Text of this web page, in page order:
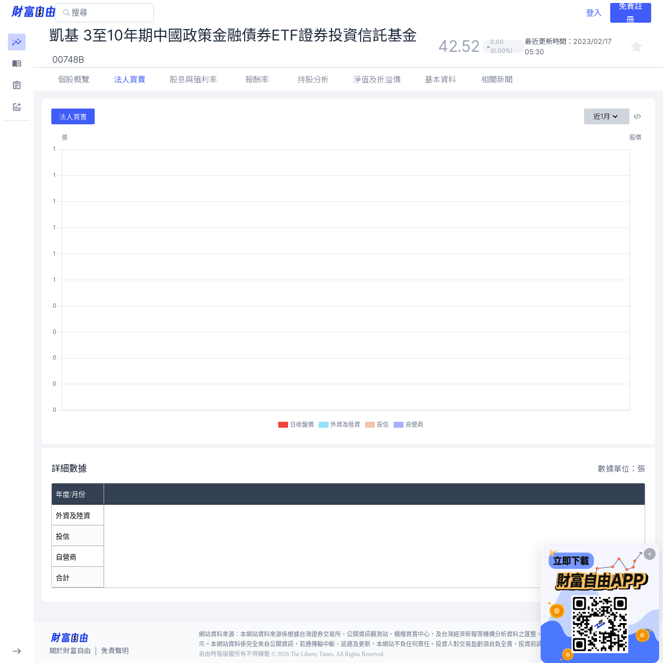
登入
免費註
冊
凱基 3至10年期中國政策金融債券ETF證券投資信託基金
00748B
42.52
0.00
(0.00%)
最近更新時間： 2023/02/17
05:30
個股概覽 法人買賣 股息與殖利率 報酬率 持股分析 淨值及折溢價 基本資料 相關新聞
法人買賣 近1月
日收盤價 外資及陸資 投信 自營商
詳細數據 數據單位：張
年度/月份
外資及陸資
投信
自營商
合計
關於財富自由 免責聲明
網站資料來源：本網站資料來源係根據台灣證券交易所、公開資訊觀測站、櫃檯買賣中心，及台灣經濟新報等機構分析資料之匯整，本網站對投資人買賣不作任何建議或暗
示。本網站資料係完全來自公開資訊，若遇傳輸中斷、延遲及更新，本網站不負任何責任。投資人對交易盈虧須自負全責，投資前請謹慎評估風險。
自由時報版權所有不得轉載 © 2026 The Liberty Times. All Rights Reserved.